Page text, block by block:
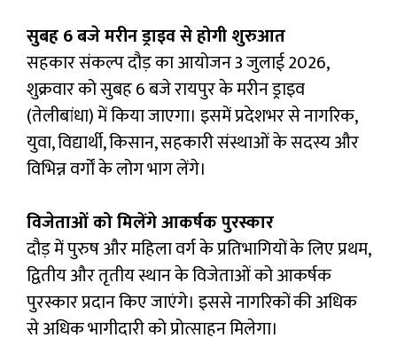
सुबह 6 बजे मरीन ड्राइव से होगी शुरुआत
सहकार संकल्प दौड़ का आयोजन 3 जुलाई 2026,
शुक्रवार को सुबह 6 बजे रायपुर के मरीन ड्राइव
(तेलीबांधा) में किया जाएगा। इसमें प्रदेशभर से नागरिक,
युवा, विद्यार्थी, किसान, सहकारी संस्थाओं के सदस्य और
विभिन्न वर्गों के लोग भाग लेंगे।
विजेताओं को मिलेंगे आकर्षक पुरस्कार
दौड़ में पुरुष और महिला वर्ग के प्रतिभागियों के लिए प्रथम,
द्वितीय और तृतीय स्थान के विजेताओं को आकर्षक
पुरस्कार प्रदान किए जाएंगे। इससे नागरिकों की अधिक
से अधिक भागीदारी को प्रोत्साहन मिलेगा।